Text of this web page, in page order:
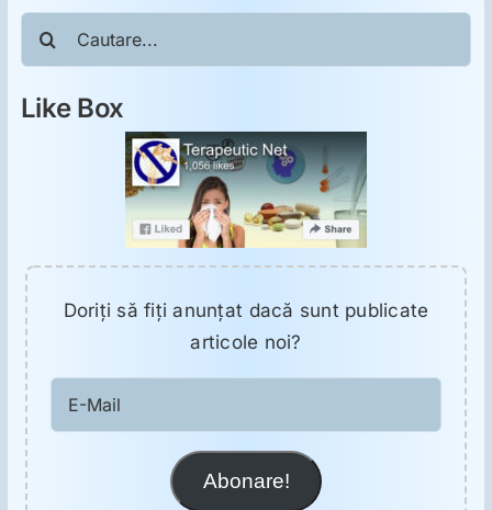
Oncologie
Antipsihiatrie
Antropologie
Proză utilă
Cautare...
Like Box
Doriţi să fiţi anunţat dacă sunt publicate
articole noi?
Mail
Abonare!